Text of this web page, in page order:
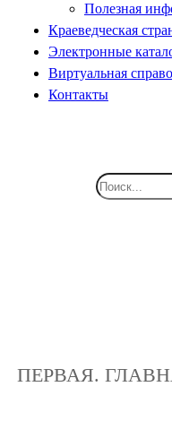
Полезная
Краеведческая
Электронные
Виртуальная
Контакты
Поиск
ПЕРВАЯ.